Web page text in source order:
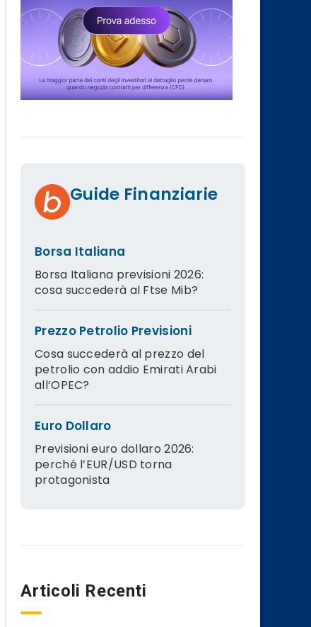
Guide Finanziarie
Borsa Italiana
Borsa Italiana previsioni 2026:
cosa succederà al Ftse Mib?
Prezzo Petrolio Previsioni
Cosa succederà al prezzo del
petrolio con addio Emirati Arabi
all’OPEC?
Euro Dollaro
Previsioni euro dollaro 2026:
perché l’EUR/USD torna
protagonista
Articoli Recenti